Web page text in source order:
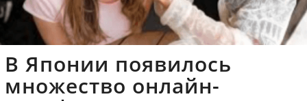
В Японии появилось
множество онлайн-